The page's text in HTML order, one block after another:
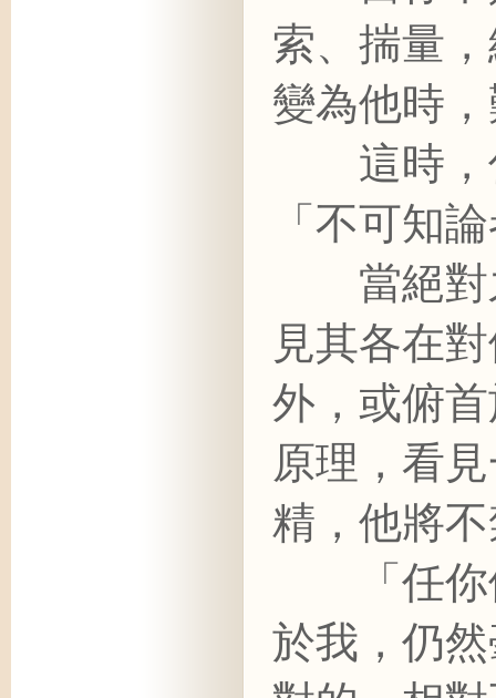
索、揣量
變為他時
這時，
「不可知
當絕對
見其各在
外，或俯
原理，看
精，他將
「任你
於我，仍